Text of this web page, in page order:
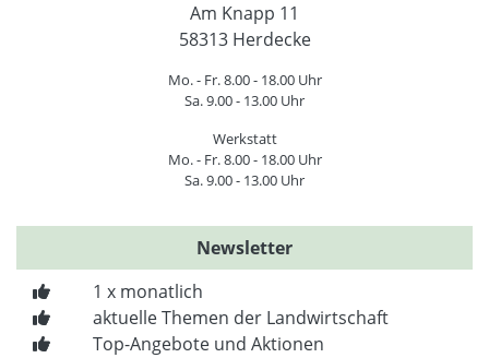
Am Knapp 11
58313 Herdecke
Mo. - Fr. 8.00 - 18.00 Uhr
Sa. 9.00 - 13.00 Uhr
Werkstatt
Mo. - Fr. 8.00 - 18.00 Uhr
Sa. 9.00 - 13.00 Uhr
Newsletter
1 x monatlich
aktuelle Themen der Landwirtschaft
Top-Angebote und Aktionen